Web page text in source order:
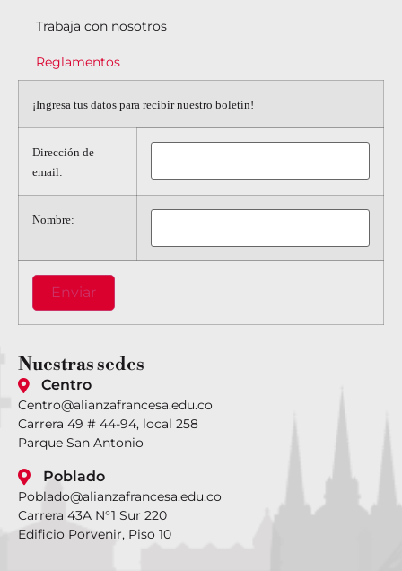
Trabaja con nosotros
Reglamentos
¡Ingresa tus datos para recibir nuestro boletín!
Dirección de
email:
Nombre:
Nuestrassedes
Centro
Centro@alianzafrancesa.edu.co
Carrera 49 # 44-94, local 258
Parque San Antonio
Poblado
Poblado@alianzafrancesa.edu.co
Carrera 43A N°1 Sur 220
Edificio Porvenir, Piso 10